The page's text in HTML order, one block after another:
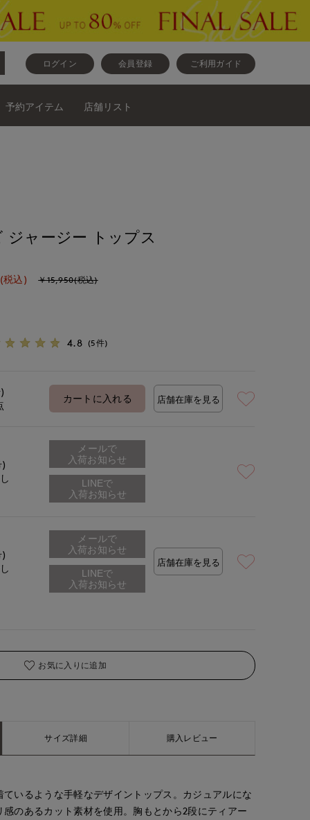
ログイン 会員登録 ご利用ガイド
予約アイテム 店舗リスト
着用サイズ:09(M)
ジャージー トップス
(税込) ￥15,950(税込)
4.8 (5件)
カートに入れる 店舗在庫を見る
メールで
入荷お知らせ
メールで
入荷お知らせ
店舗在庫を見る
お気に入りに追加
サイズ詳細 購入レビュー
ているような手軽なデザイントップス。カジュアルにな
感のあるカット素材を使用。胸もとから2段にティアー